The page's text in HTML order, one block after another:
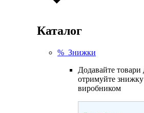
Каталог
% Знижки
Додавайте товари
отримуйте
виробником